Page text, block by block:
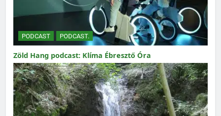
PODCAST PODCAST.
Zöld Hang podcast: Klíma Ébresztő Óra